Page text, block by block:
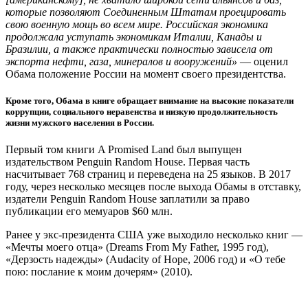
которые позволяют Соединенным Штатам проецировать
свою военную мощь во всем мире. Российская экономика
продолжала уступать экономикам Италии, Канады и
Бразилии, а также практически полностью зависела от
экспорта нефти, газа, минералов и вооружений» — оценил
Обама положение России на момент своего президентства.
Кроме того, Обама в книге обращает внимание на высокие показатели
коррупции, социального неравенства и низкую продолжительность
жизни мужского населения в России.
Первый том книги A Promised Land был выпущен
издательством Penguin Random House. Первая часть
насчитывает 768 страниц и переведена на 25 языков. В 2017
году, через несколько месяцев после выхода Обамы в отставку,
издатели Penguin Random House заплатили за право
публикации его мемуаров $60 млн.
Ранее у экс-президента США уже выходило несколько книг —
«Мечты моего отца» (Dreams From My Father, 1995 год),
«Дерзость надежды» (Audacity of Hope, 2006 год) и «О тебе
пою: послание к моим дочерям» (2010).